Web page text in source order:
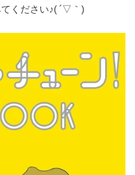
ください♪( ´▽｀)